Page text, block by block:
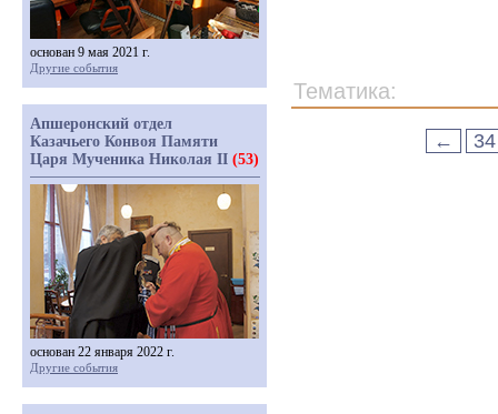
Тематика:
← 34
основан 9 мая 2021 г.
Другие события
Апшеронский отдел
Казачьего Конвоя Памяти
Царя Мученика Николая II (53)
основан 22 января 2022 г.
Другие события